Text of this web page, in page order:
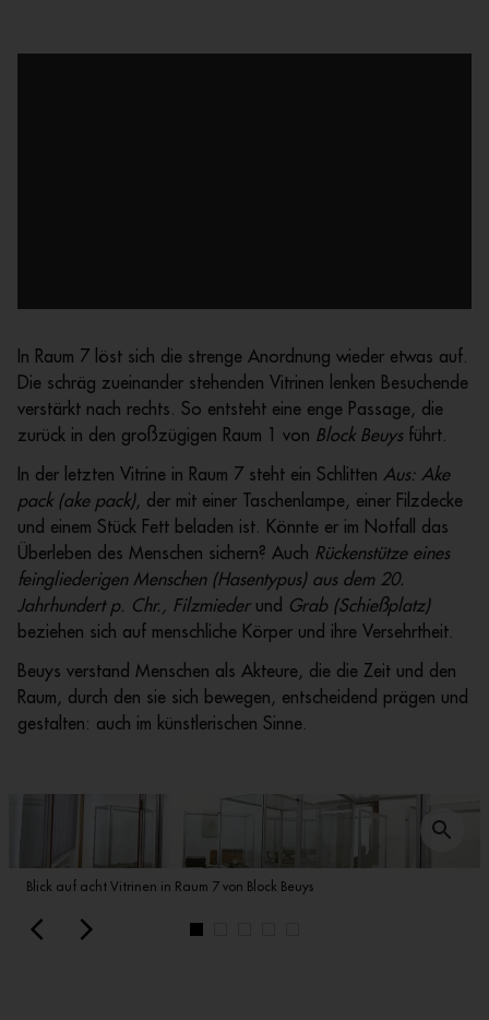
In Raum 7 löst sich die strenge Anordnung wieder etwas auf.
Die schräg zueinander stehenden Vitrinen lenken Besuchende
verstärkt nach rechts. So entsteht eine enge Passage, die
zurück in den großzügigen Raum 1 von Block Beuysführt.
In der letzten Vitrine in Raum 7 steht ein Schlitten Aus: Ake
pack (ake pack), der mit einer Taschenlampe, einer Filzdecke
und einem Stück Fett beladen ist. Könnte er im Notfall das
Überleben des Menschen sichern? Auch Rückenstütze eines
feingliederigen Menschen (Hasentypus) aus dem 20.
Jahrhundert p. Chr., Filzmiederund Grab (Schießplatz)
beziehen sich auf menschliche Körper und ihre Versehrtheit.
Beuys verstand Menschen als Akteure, die die Zeit und den
Raum, durch den sie sich bewegen, entscheidend prägen und
gestalten: auch im künstlerischen Sinne.
Blick auf acht Vitrinen in Raum 7 von Block Beuys